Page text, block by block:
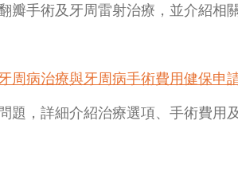
瓣手術及牙周雷射治療，並介紹相
周病治療與牙周病手術費用健保申
題，詳細介紹治療選項、手術費用